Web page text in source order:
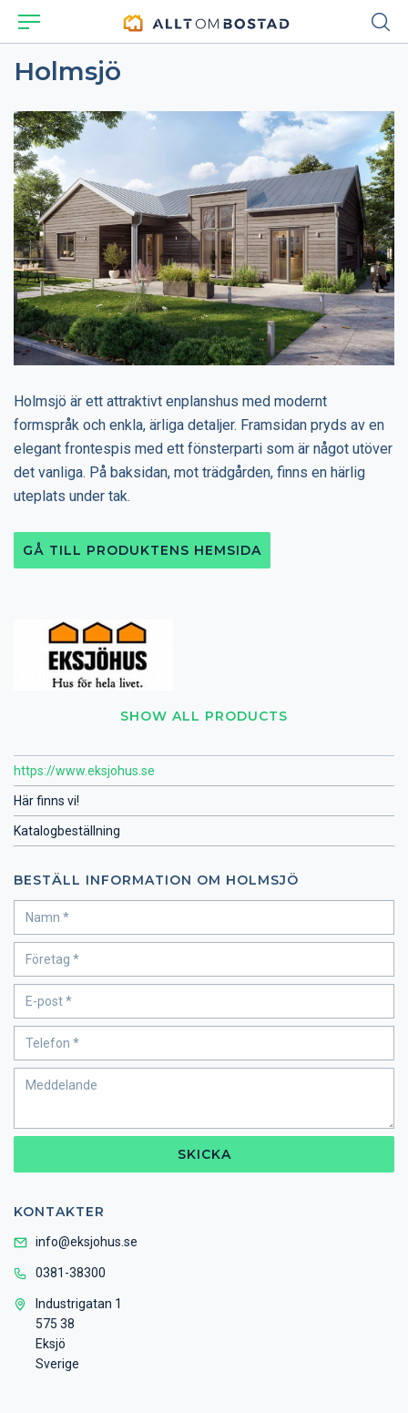
Holmsjö
SHOW ALL PRODUCTS
https://www.eksjohus.se
Här finns vi!
Katalogbeställning
BESTÄLL INFORMATION OM HOLMSJÖ
SKICKA
KONTAKTER
info@eksjohus.se
0381-38300
Industrigatan 1
575 38
Eksjö
Sverige
Holmsjö är ett attraktivt enplanshus med modernt
formspråk och enkla, ärliga detaljer. Framsidan pryds av en
elegant frontespis med ett fönsterparti som är något utöver
det vanliga. På baksidan, mot trädgården, finns en härlig
uteplats under tak.
GÅ TILL PRODUKTENS HEMSIDA